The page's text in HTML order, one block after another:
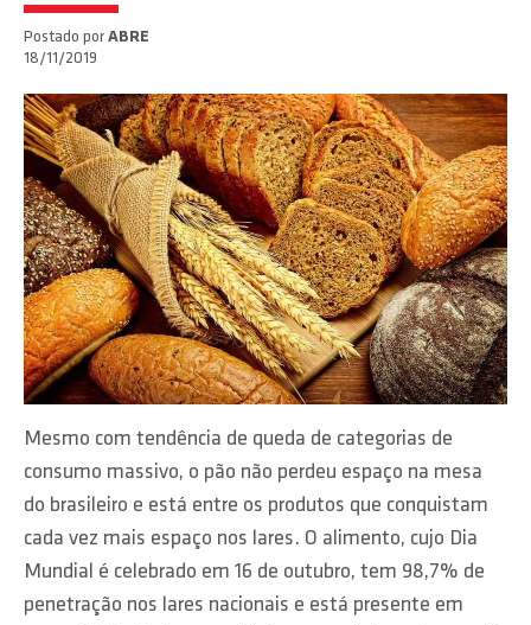
Postado por ABRE
18/11/2019
Mesmo com tendência de queda de categorias de
consumo massivo, o pão não perdeu espaço na mesa
do brasileiro e está entre os produtos que conquistam
cada vez mais espaço nos lares. O alimento, cujo Dia
Mundial é celebrado em 16 de outubro, tem 98,7% de
penetração nos lares nacionais e está presente em